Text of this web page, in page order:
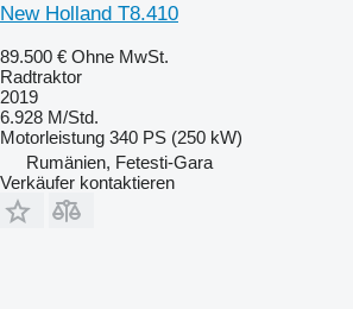
New Holland T8.410
89.500 € Ohne MwSt.
Radtraktor
2019
6.928 M/Std.
Motorleistung 340 PS (250 kW)
Rumänien, Fetesti-Gara
Verkäufer kontaktieren